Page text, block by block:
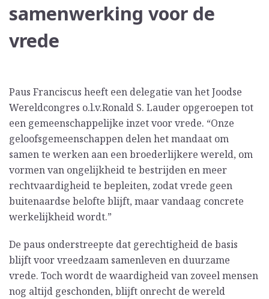
samenwerking voor de
vrede
Paus Franciscus heeft een delegatie van het Joodse
Wereldcongres o.l.v.Ronald S. Lauder opgeroepen tot
een gemeenschappelijke inzet voor vrede. “Onze
geloofsgemeenschappen delen het mandaat om
samen te werken aan een broederlijkere wereld, om
vormen van ongelijkheid te bestrijden en meer
rechtvaardigheid te bepleiten, zodat vrede geen
buitenaardse belofte blijft, maar vandaag concrete
werkelijkheid wordt.”
De paus onderstreepte dat gerechtigheid de basis
blijft voor vreedzaam samenleven en duurzame
vrede. Toch wordt de waardigheid van zoveel mensen
nog altijd geschonden, blijft onrecht de wereld